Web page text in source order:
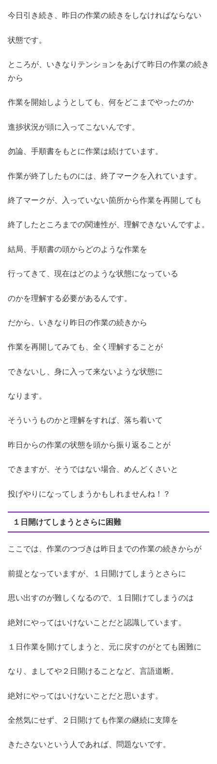
今日引き続き、昨日の作業の続きをしなければならない
状態です。
ところが、いきなりテンションをあげて昨日の作業の続き
から
作業を開始しようとしても、何をどこまでやったのか
進捗状況が頭に入ってこないんです。
勿論、手順書をもとに作業は続けています。
作業が終了したものには、終了マークを入れています。
終了マークが、入っていない箇所から作業を再開しても
終了したところまでの関連性が、理解できないんですよ。
結局、手順書の頭からどのような作業を
行ってきて、現在はどのような状態になっている
のかを理解する必要があるんです。
だから、いきなり昨日の作業の続きから
作業を再開してみても、全く理解することが
できないし、身に入って来ないような状態に
なります。
そういうものかと理解をすれば、落ち着いて
昨日からの作業の状態を頭から振り返ることが
できますが、そうではない場合、めんどくさいと
投げやりになってしまうかもしれませんね！？
１日開けてしまうとさらに困難
ここでは、作業のつづきは昨日までの作業の続きからが
前提となっていますが、１日開けてしまうとさらに
思い出すのが難しくなるので、１日開けてしまうのは
絶対にやってはいけないことだと認識しています。
１日作業を開けてしまうと、元に戻すのがとても困難に
なり、ましてや２日開けることなど、言語道断。
絶対にやってはいけないことだと思います。
全然気にせず、２日開けても作業の継続に支障を
きたさないという人であれば、問題ないです。